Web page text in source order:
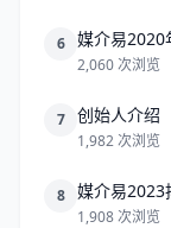
6 媒介易2020
2,060 次浏览
7 创始人介绍
1,982 次浏览
8 媒介易2023
1,908 次浏览